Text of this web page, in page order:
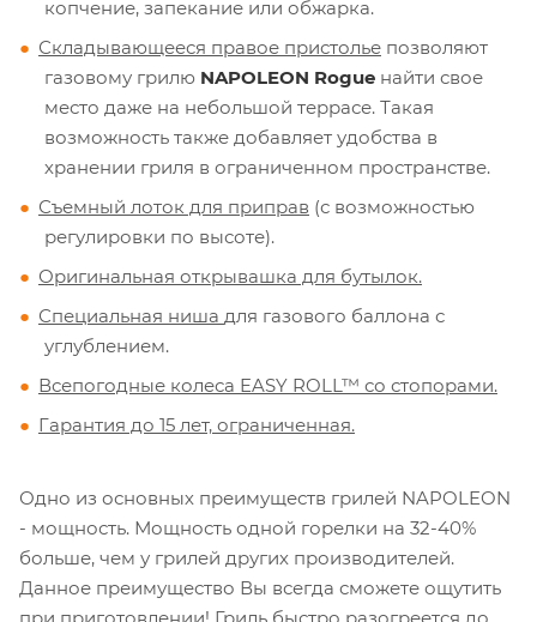
копчение, запекание или обжарка.
Складывающееся правое пристолье позволяют
газовому грилю NAPOLEON Rogue найти свое
место даже на небольшой террасе. Такая
возможность также добавляет удобства в
хранении гриля в ограниченном пространстве.
Съемный лоток для приправ (с возможностью
регулировки по высоте).
Оригинальная открывашка для бутылок.
Специальная ниша для газового баллона с
углублением.
Всепогодные колеса EASY ROLL™ со стопорами.
Гарантия до 15 лет, ограниченная.
Одно из основных преимуществ грилей NAPOLEON
- мощность. Мощность одной горелки на 32-40%
больше, чем у грилей других производителей.
Данное преимущество Вы всегда сможете ощутить